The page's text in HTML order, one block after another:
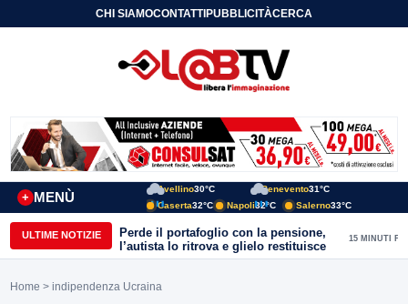
CHI SIAMOCONTATTIPUBBLICITÀCERCA
MENÙ
+
Avellino30°C Benevento31°C
Caserta32°C Napoli32°C Salerno33°C
ULTIME NOTIZIE
Perde il portafoglio con la pensione,
l’autista lo ritrova e glielo restituisce
15 MINUTI FA
Home > indipendenza Ucraina